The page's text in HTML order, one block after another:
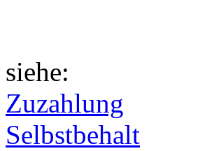
siehe:
Zuzahlung
Selbstbehalt